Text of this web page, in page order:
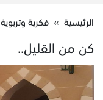
الرئيسية » فكرية وتربوية
كن من القليل..